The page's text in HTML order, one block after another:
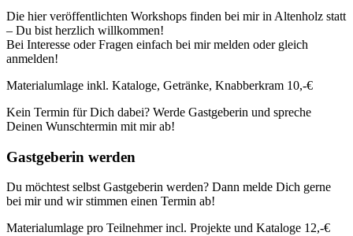
Die hier veröffentlichten Workshops finden bei mir in Altenholz statt
– Du bist herzlich willkommen!
Bei Interesse oder Fragen einfach bei mir melden oder gleich
anmelden!
Materialumlage inkl. Kataloge, Getränke, Knabberkram 10,-€
Kein Termin für Dich dabei? Werde Gastgeberin und spreche
Deinen Wunschtermin mit mir ab!
Gastgeberin werden
Du möchtest selbst Gastgeberin werden? Dann melde Dich gerne
bei mir und wir stimmen einen Termin ab!
Materialumlage pro Teilnehmer incl. Projekte und Kataloge 12,-€